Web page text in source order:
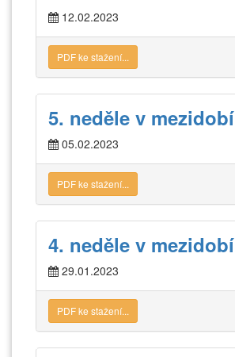
12.02.2023
PDF ke stažení...
5. neděle v mezidobí
05.02.2023
PDF ke stažení...
4. neděle v mezidobí
29.01.2023
PDF ke stažení...